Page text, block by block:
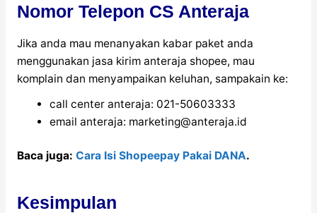
Nomor Telepon CS Anteraja
Jika anda mau menanyakan kabar paket anda
menggunakan jasa kirim anteraja shopee, mau
komplain dan menyampaikan keluhan, sampakain ke:
call center anteraja: 021-50603333
email anteraja: marketing@anteraja.id
Baca juga: Cara Isi Shopeepay Pakai DANA.
Kesimpulan